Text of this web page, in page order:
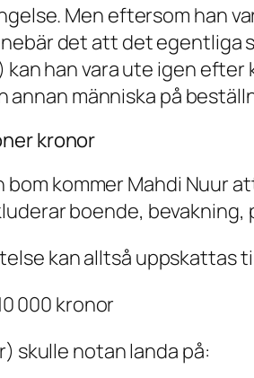
Men eftersom han
det att det egentliga
han vara ute igen efter
människa på
kronor
bom kommer Mahdi Nuur
boende,
kan alltså uppskattas
000 kronor
skulle notan landa på: